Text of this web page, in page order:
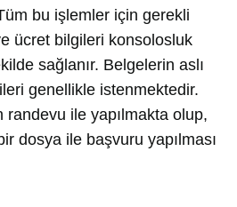
bu işlemler için gerekli
ücret bilgileri konsolosluk
sağlanır. Belgelerin aslı
genellikle istenmektedir.
ile yapılmakta olup,
dosya ile başvuru yapılması